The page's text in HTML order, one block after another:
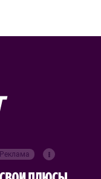
Реклама